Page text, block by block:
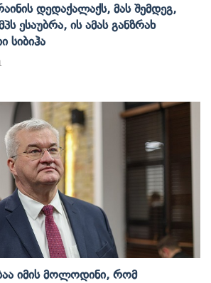
Დედაქალაქს, Მას Შემდეგ,
Ესაუბრა, Ის Ამას Განზრახ
Სიბიჰა
Იმის Მოლოდინი, Რომ